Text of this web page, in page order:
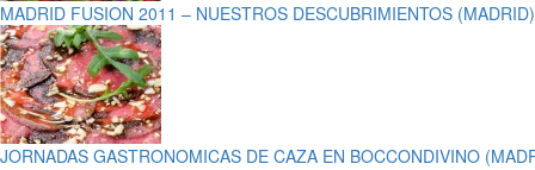
MADRID FUSION 2011 – NUESTROS DESCUBRIMIENTOS (MADRID)
JORNADAS GASTRONOMICAS DE CAZA EN BOCCONDIVINO